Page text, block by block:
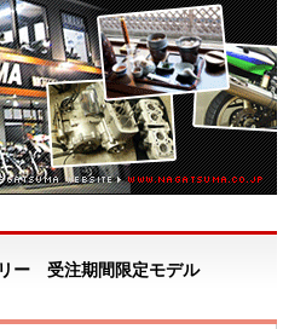
ー 受注期間限定モデル